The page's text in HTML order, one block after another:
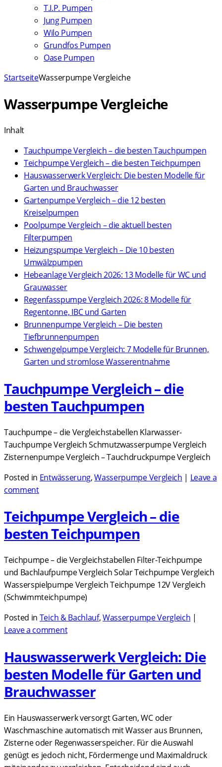
T.I.P. Pumpen
Jung Pumpen
Wilo Pumpen
Grundfos Pumpen
Oase Pumpen
StartseiteWasserpumpe Vergleiche
Wasserpumpe Vergleiche
Inhalt
Tauchpumpe Vergleich – die besten Tauchpumpen
Teichpumpe Vergleich – die besten Teichpumpen
Hauswasserwerk Vergleich: Die besten Modelle für
Garten und Brauchwasser
Gartenpumpe Vergleich – die 12 besten
Kreiselpumpen
Poolpumpe Vergleich – die aktuell besten
Filterpumpen
Heizungspumpe Vergleich – Die 10 besten
Umwälzpumpen
Hebeanlage Vergleich 2026: 13 Modelle für WC und
Grauwasser
Regenfasspumpe Vergleich 2026: 8 Modelle für
Regentonne, IBC und Garten
Brunnenpumpe Vergleich – Die besten
Tiefbrunnenpumpen
Schwengelpumpe Vergleich: 7 Modelle für Brunnen,
Garten und stromlose Wasserentnahme
Tauchpumpe Vergleich – die
besten Tauchpumpen
Tauchpumpe – die Vergleichstabellen Klarwasser-
Tauchpumpe Vergleich Schmutzwasserpumpe Vergleich
Zisternenpumpe Vergleich – Tauchdruckpumpe Vergleich
Posted in Entwässerung,Wasserpumpe Vergleich | Leave a
comment
Teichpumpe Vergleich – die
besten Teichpumpen
Teichpumpe – die Vergleichstabellen Filter-Teichpumpe
und Bachlaufpumpe Vergleich Solar Teichpumpe Vergleich
Wasserspielpumpe Vergleich Teichpumpe 12V Vergleich
(Schwimmteichpumpe)
Posted in Teich & Bachlauf,Wasserpumpe Vergleich |
Leave a comment
Hauswasserwerk Vergleich: Die
besten Modelle für Garten und
Brauchwasser
Ein Hauswasserwerk versorgt Garten, WC oder
Waschmaschine automatisch mit Wasser aus Brunnen,
Zisterne oder Regenwasserspeicher. Für die Auswahl
genügt es jedoch nicht, Fördermenge und Maximaldruck